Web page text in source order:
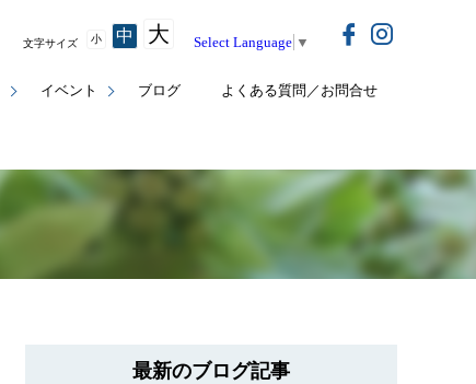
イベント ブログ よくある質問／お問合せ
文字サイズ 小 中 大 Select Language ▼
最新のブログ記事